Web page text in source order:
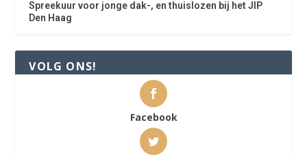
Spreekuur voor jonge dak-, en thuislozen bij het JIP
Den Haag
VOLG ONS!
Facebook